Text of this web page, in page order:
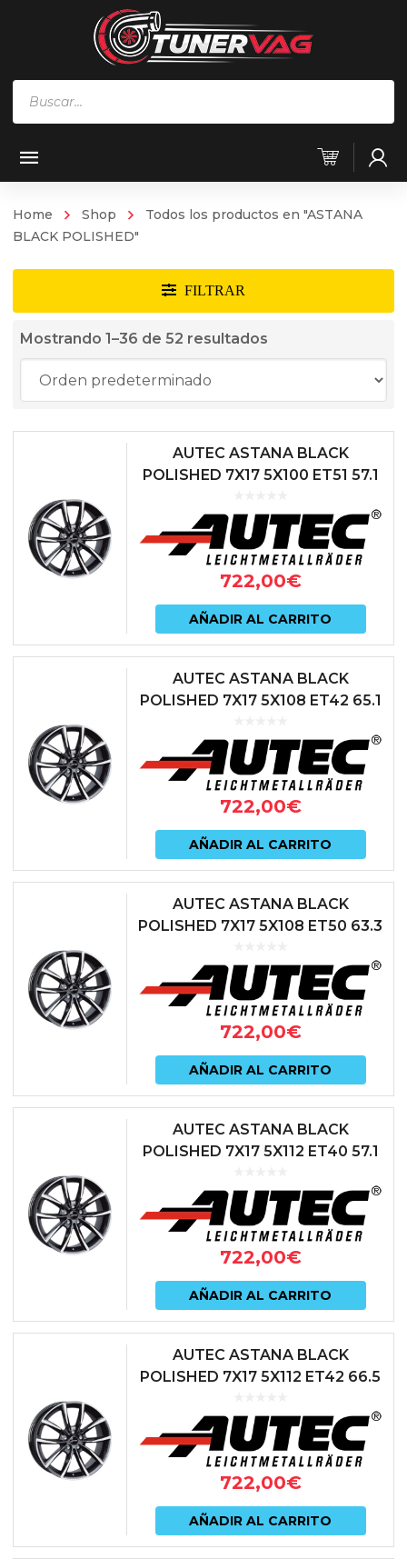
Home Shop
Todos los productos en "ASTANA
BLACK POLISHED"
Mostrando 1–36 de 52 resultados
AUTEC ASTANA BLACK
POLISHED 7X17 5X100 ET51 57.1
722,00€
AÑADIR AL CARRITO
AUTEC ASTANA BLACK
POLISHED 7X17 5X108 ET42 65.1
722,00€
AÑADIR AL CARRITO
AUTEC ASTANA BLACK
POLISHED 7X17 5X108 ET50 63.3
722,00€
AÑADIR AL CARRITO
AUTEC ASTANA BLACK
POLISHED 7X17 5X112 ET40 57.1
722,00€
AÑADIR AL CARRITO
AUTEC ASTANA BLACK
POLISHED 7X17 5X112 ET42 66.5
722,00€
AÑADIR AL CARRITO